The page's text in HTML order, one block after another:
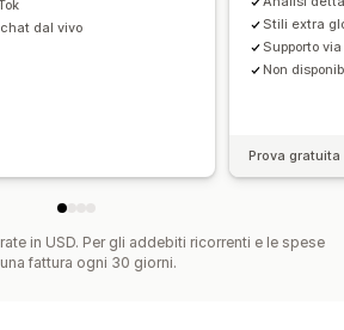
dal vivo
Stili extra
Supporto
Non
Prova
in USD. Per gli addebiti ricorrenti e le spese
fattura ogni 30 giorni.